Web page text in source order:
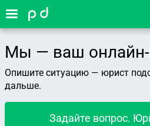
Мы — ваш онлайн-
Опишите ситуацию — юрист
дальше.
Задайте вопрос.